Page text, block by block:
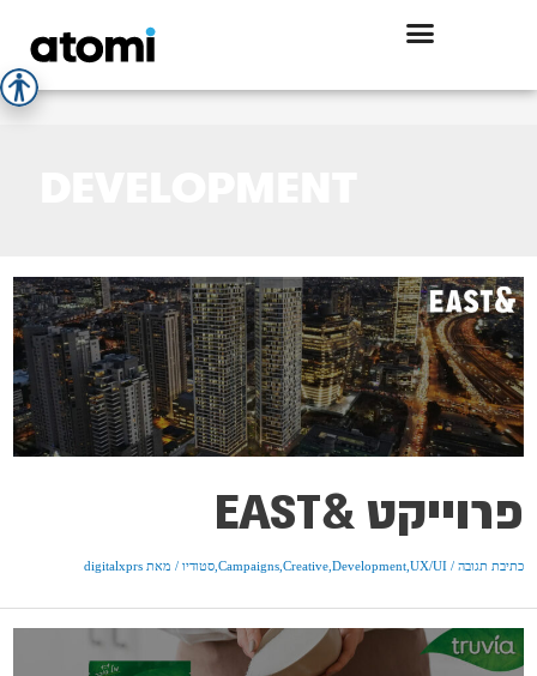
פרוייקט &EAST
כתיבת תגובה /
Campaigns ,Creative ,Development ,UX/UI
, סטודיו/ מאת digitalxprs